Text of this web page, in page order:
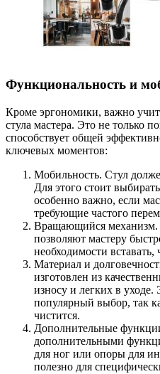
Функциональность и
Кроме эргономики, важно
стула мастера. Это не только
способствует общей
ключевых моментов:
Мобильность. Стул
Для этого стоит
особенно важно, если
требующие частого
Вращающийся механизм.
позволяют мастеру
необходимости
Материал и
изготовлен из
износу и легких в
популярный выбор, так
чистится.
Дополнительные
дополнительными
для ног или опоры для
полезно для